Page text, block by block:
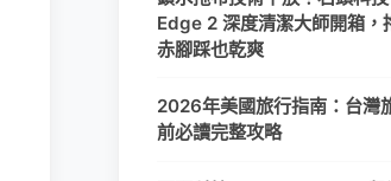
Edge 2 深度清潔大師開箱，
赤腳踩也乾爽
2026年美國旅行指南：台灣
前必讀完整攻略